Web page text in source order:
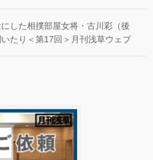
にした相撲部屋女将・古川彩（後
たり＜第17回＞月刊浅草ウェブ